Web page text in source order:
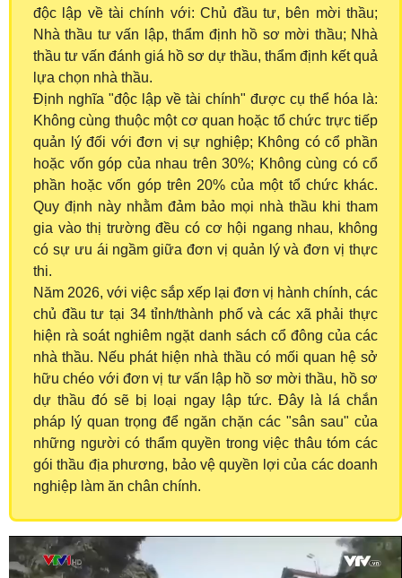
độc lập về tài chính với: Chủ đầu tư, bên mời thầu;
Nhà thầu tư vấn lập, thẩm định hồ sơ mời thầu; Nhà
thầu tư vấn đánh giá hồ sơ dự thầu, thẩm định kết quả
lựa chọn nhà thầu.
Định nghĩa "độc lập về tài chính" được cụ thể hóa là:
Không cùng thuộc một cơ quan hoặc tổ chức trực tiếp
quản lý đối với đơn vị sự nghiệp; Không có cổ phần
hoặc vốn góp của nhau trên 30%; Không cùng có cổ
phần hoặc vốn góp trên 20% của một tổ chức khác.
Quy định này nhằm đảm bảo mọi nhà thầu khi tham
gia vào thị trường đều có cơ hội ngang nhau, không
có sự ưu ái ngầm giữa đơn vị quản lý và đơn vị thực
thi.
Năm 2026, với việc sắp xếp lại đơn vị hành chính, các
chủ đầu tư tại 34 tỉnh/thành phố và các xã phải thực
hiện rà soát nghiêm ngặt danh sách cổ đông của các
nhà thầu. Nếu phát hiện nhà thầu có mối quan hệ sở
hữu chéo với đơn vị tư vấn lập hồ sơ mời thầu, hồ sơ
dự thầu đó sẽ bị loại ngay lập tức. Đây là lá chắn
pháp lý quan trọng để ngăn chặn các "sân sau" của
những người có thẩm quyền trong việc thâu tóm các
gói thầu địa phương, bảo vệ quyền lợi của các doanh
nghiệp làm ăn chân chính.